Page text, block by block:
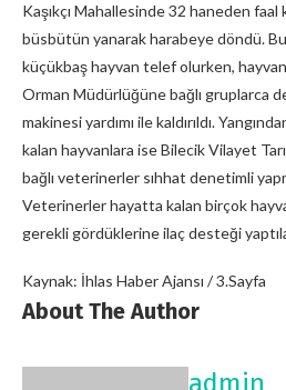
Kaşıkçı Mahallesinde 32 haneden faal
büsbütün yanarak harabeye döndü.
küçükbaş hayvan telef olurken,
Orman Müdürlüğüne bağlı gruplarca
makinesi yardımı ile kaldırıldı.
kalan hayvanlara ise Bilecik Vilayet
bağlı veterinerler sıhhat denetimli
Veterinerler hayatta kalan birçok
gerekli gördüklerine ilaç desteği
Kaynak: İhlas Haber Ajansı / 3.Sayfa
About The Author
admin